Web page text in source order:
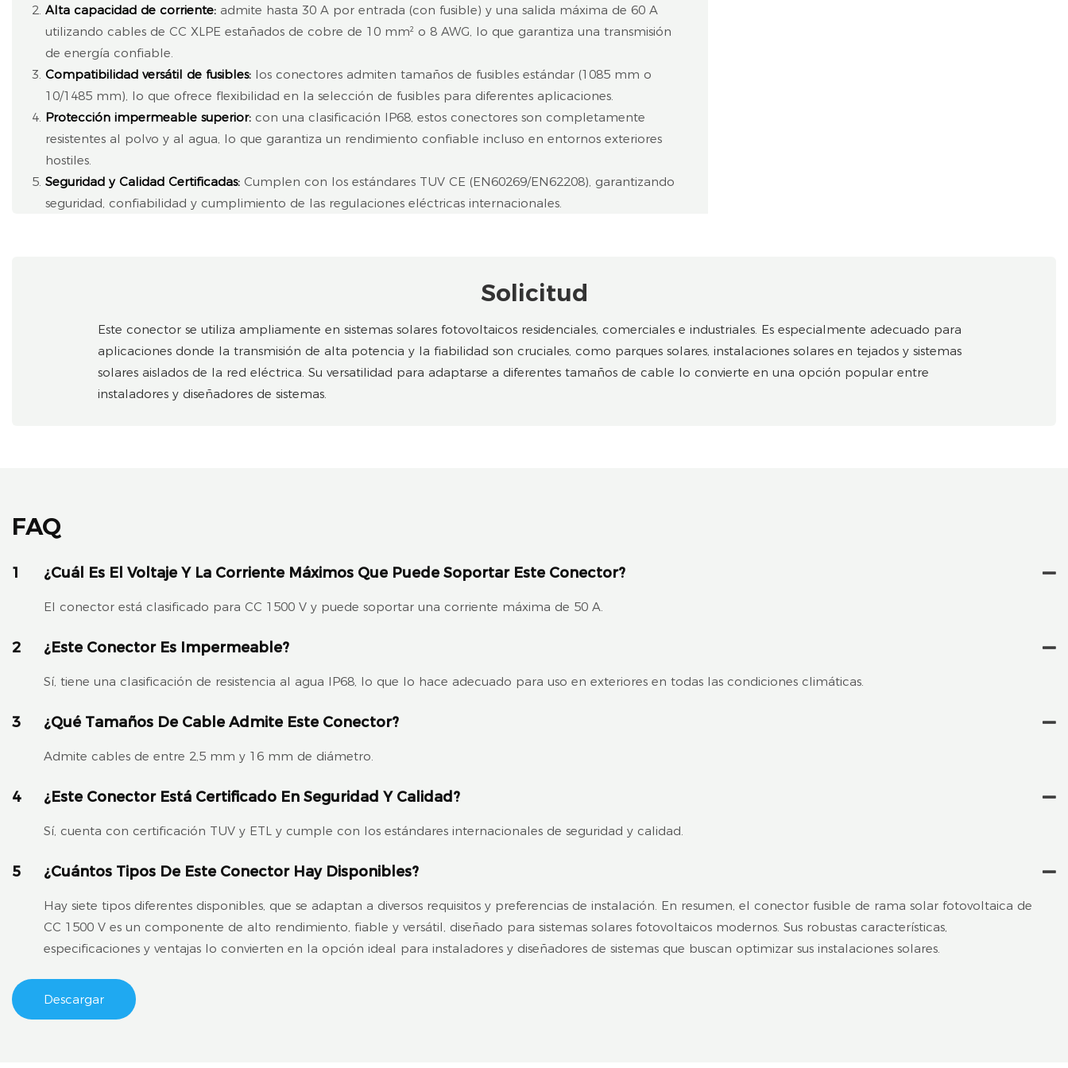
Alta capacidad de corriente:admite hasta 30 A por entrada (con fusible) y una salida máxima de 60 A
utilizando cables de CC XLPE estañados de cobre de 10 mm² o 8 AWG, lo que garantiza una transmisión
de energía confiable.
Compatibilidad versátil de fusibles:los conectores admiten tamaños de fusibles estándar (1085 mm o
10/1485 mm), lo que ofrece flexibilidad en la selección de fusibles para diferentes aplicaciones.
Protección impermeable superior:con una clasificación IP68, estos conectores son completamente
resistentes al polvo y al agua, lo que garantiza un rendimiento confiable incluso en entornos exteriores
hostiles.
Seguridad y Calidad Certificadas:Cumplen con los estándares TUV CE (EN60269/EN62208), garantizando
seguridad, confiabilidad y cumplimiento de las regulaciones eléctricas internacionales.
Solicitud
Este conector se utiliza ampliamente en sistemas solares fotovoltaicos residenciales, comerciales e industriales. Es especialmente adecuado para
aplicaciones donde la transmisión de alta potencia y la fiabilidad son cruciales, como parques solares, instalaciones solares en tejados y sistemas
solares aislados de la red eléctrica. Su versatilidad para adaptarse a diferentes tamaños de cable lo convierte en una opción popular entre
instaladores y diseñadores de sistemas.
FAQ
1 ¿Cuál Es El Voltaje Y La Corriente Máximos Que Puede Soportar Este Conector?
El conector está clasificado para CC 1500 V y puede soportar una corriente máxima de 50 A.
2 ¿Este Conector Es Impermeable?
Sí, tiene una clasificación de resistencia al agua IP68, lo que lo hace adecuado para uso en exteriores en todas las condiciones climáticas.
3 ¿Qué Tamaños De Cable Admite Este Conector?
Admite cables de entre 2,5 mm y 16 mm de diámetro.
4 ¿Este Conector Está Certificado En Seguridad Y Calidad?
Sí, cuenta con certificación TUV y ETL y cumple con los estándares internacionales de seguridad y calidad.
5 ¿Cuántos Tipos De Este Conector Hay Disponibles?
Hay siete tipos diferentes disponibles, que se adaptan a diversos requisitos y preferencias de instalación. En resumen, el conector fusible de rama solar fotovoltaica de
CC 1500 V es un componente de alto rendimiento, fiable y versátil, diseñado para sistemas solares fotovoltaicos modernos. Sus robustas características,
especificaciones y ventajas lo convierten en la opción ideal para instaladores y diseñadores de sistemas que buscan optimizar sus instalaciones solares.
Descargar